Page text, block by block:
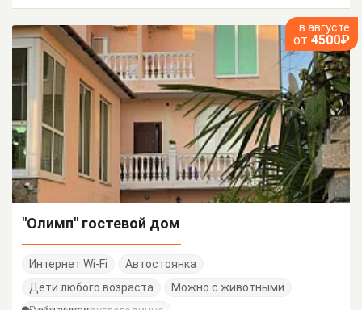
в августе
от 4500₽
"Олимп" гостевой дом
Интернет Wi-Fi
Автостоянка
Дети любого возраста
Можно с животными